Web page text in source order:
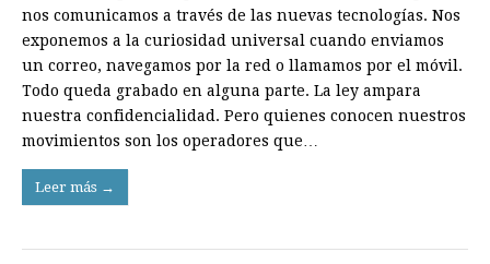
nos comunicamos a través de las nuevas tecnologías. Nos
exponemos a la curiosidad universal cuando enviamos
un correo, navegamos por la red o llamamos por el móvil.
Todo queda grabado en alguna parte. La ley ampara
nuestra confidencialidad. Pero quienes conocen nuestros
movimientos son los operadores que…
Leer más →